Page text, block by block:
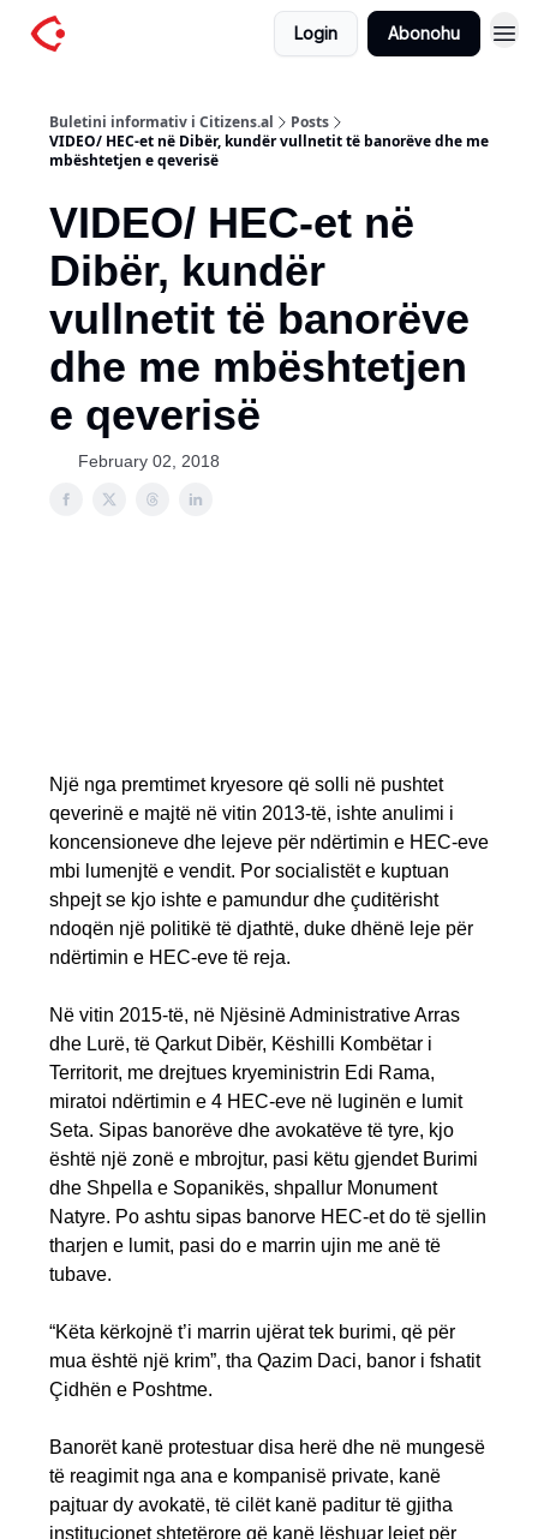
Login Abonohu
Buletini informativ i Citizens.al
Posts
VIDEO/ HEC-et në Dibër, kundër vullnetit të banorëve dhe me
mbështetjen e qeverisë
VIDEO/ HEC-et në
Dibër, kundër
vullnetit të banorëve
dhe me mbështetjen
e qeverisë
February 02, 2018
Një nga premtimet kryesore që solli në pushtet
qeverinë e majtë në vitin 2013-të, ishte anulimi i
koncensioneve dhe lejeve për ndërtimin e HEC-eve
mbi lumenjtë e vendit. Por socialistët e kuptuan
shpejt se kjo ishte e pamundur dhe çuditërisht
ndoqën një politikë të djathtë, duke dhënë leje për
ndërtimin e HEC-eve të reja.
Në vitin 2015-të, në Njësinë Administrative Arras
dhe Lurë, të Qarkut Dibër, Këshilli Kombëtar i
Territorit, me drejtues kryeministrin Edi Rama,
miratoi ndërtimin e 4 HEC-eve në luginën e lumit
Seta. Sipas banorëve dhe avokatëve të tyre, kjo
është një zonë e mbrojtur, pasi këtu gjendet Burimi
dhe Shpella e Sopanikës, shpallur Monument
Natyre. Po ashtu sipas banorve HEC-et do të sjellin
tharjen e lumit, pasi do e marrin ujin me anë të
tubave.
“Këta kërkojnë t’i marrin ujërat tek burimi, që për
mua është një krim”, tha Qazim Daci, banor i fshatit
Çidhën e Poshtme.
Banorët kanë protestuar disa herë dhe në mungesë
të reagimit nga ana e kompanisë private, kanë
pajtuar dy avokatë, të cilët kanë paditur të gjitha
institucionet shtetërore që kanë lëshuar lejet për